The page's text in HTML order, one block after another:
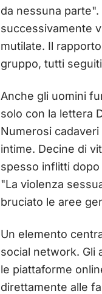
da nessuna
successivamente
mutilate. Il
gruppo, tutti
Anche gli uomini
solo con la lettera
Numerosi
intime. Decine di
spesso inflitti
"La violenza
bruciato le aree
Un elemento
social network. Gli
le piattaforme
direttamente alle